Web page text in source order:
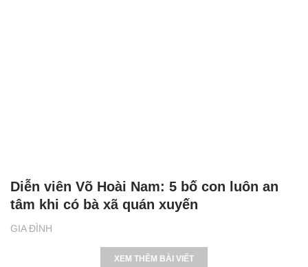
GIA ĐÌNH
Diễn viên Võ Hoài Nam: 5 bố con luôn an
tâm khi có bà xã quán xuyến
XEM THÊM BÀI VIẾT